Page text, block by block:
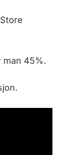
man 45%.